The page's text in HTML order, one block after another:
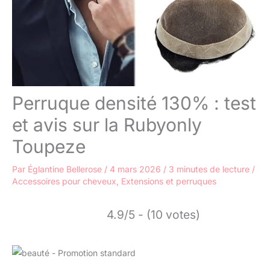
Perruque densité 130% : test
et avis sur la Rubyonly
Toupeze
Par Églantine Bellerose / 4 mars 2026 / 3 minutes de lecture /
Accessoires pour cheveux Extensions et perruques
4.9/5 - (10 votes)